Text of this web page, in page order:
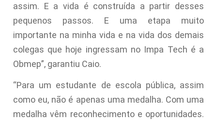
assim. E a vida é construída a partir desses
pequenos passos. E uma etapa muito
importante na minha vida e na vida dos demais
colegas que hoje ingressam no Impa Tech é a
Obmep”, garantiu Caio.
“Para um estudante de escola pública, assim
como eu, não é apenas uma medalha. Com uma
medalha vêm reconhecimento e oportunidades.